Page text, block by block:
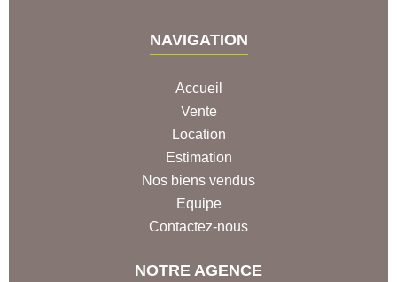
NAVIGATION
Accueil
Vente
Location
Estimation
Nos biens vendus
Equipe
Contactez-nous
NOTRE AGENCE